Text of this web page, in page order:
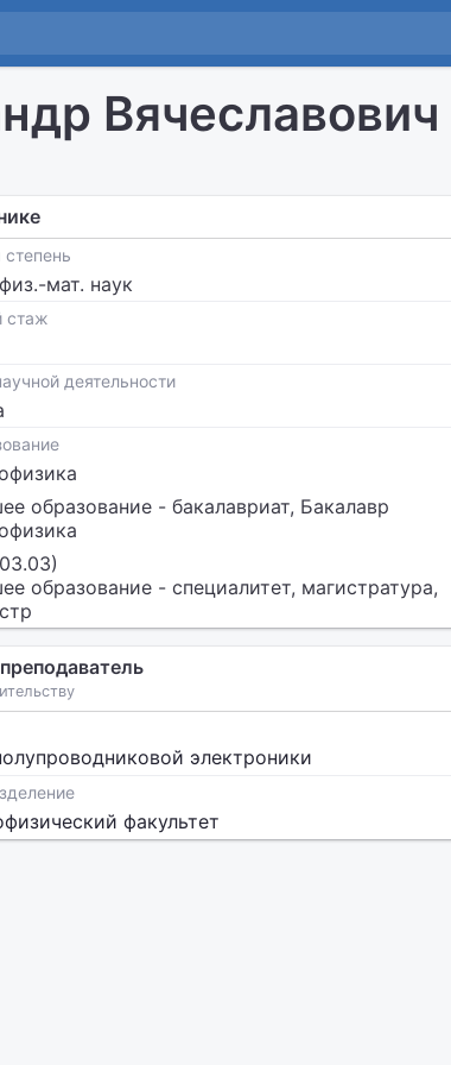
Вячеславович
степень
мат. наук
стаж
деятельности
образование - бакалавриат, Бакалавр
образование - специалитет, магистратура,
электроники
факультет